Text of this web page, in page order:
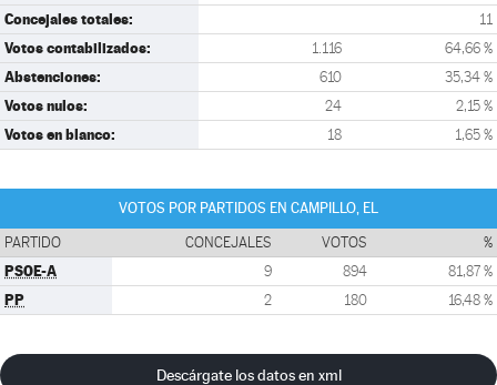
Concejales totales: 11
Votos contabilizados: 1.116 64,66 %
Abstenciones: 610 35,34 %
Votos nulos: 24 2,15 %
Votos en blanco: 18 1,65 %
VOTOS POR PARTIDOS EN CAMPILLO, EL
PARTIDO CONCEJALES VOTOS %
PSOE-A 9 894 81,87 %
PP 2 180 16,48 %
Descárgate los datos en xml